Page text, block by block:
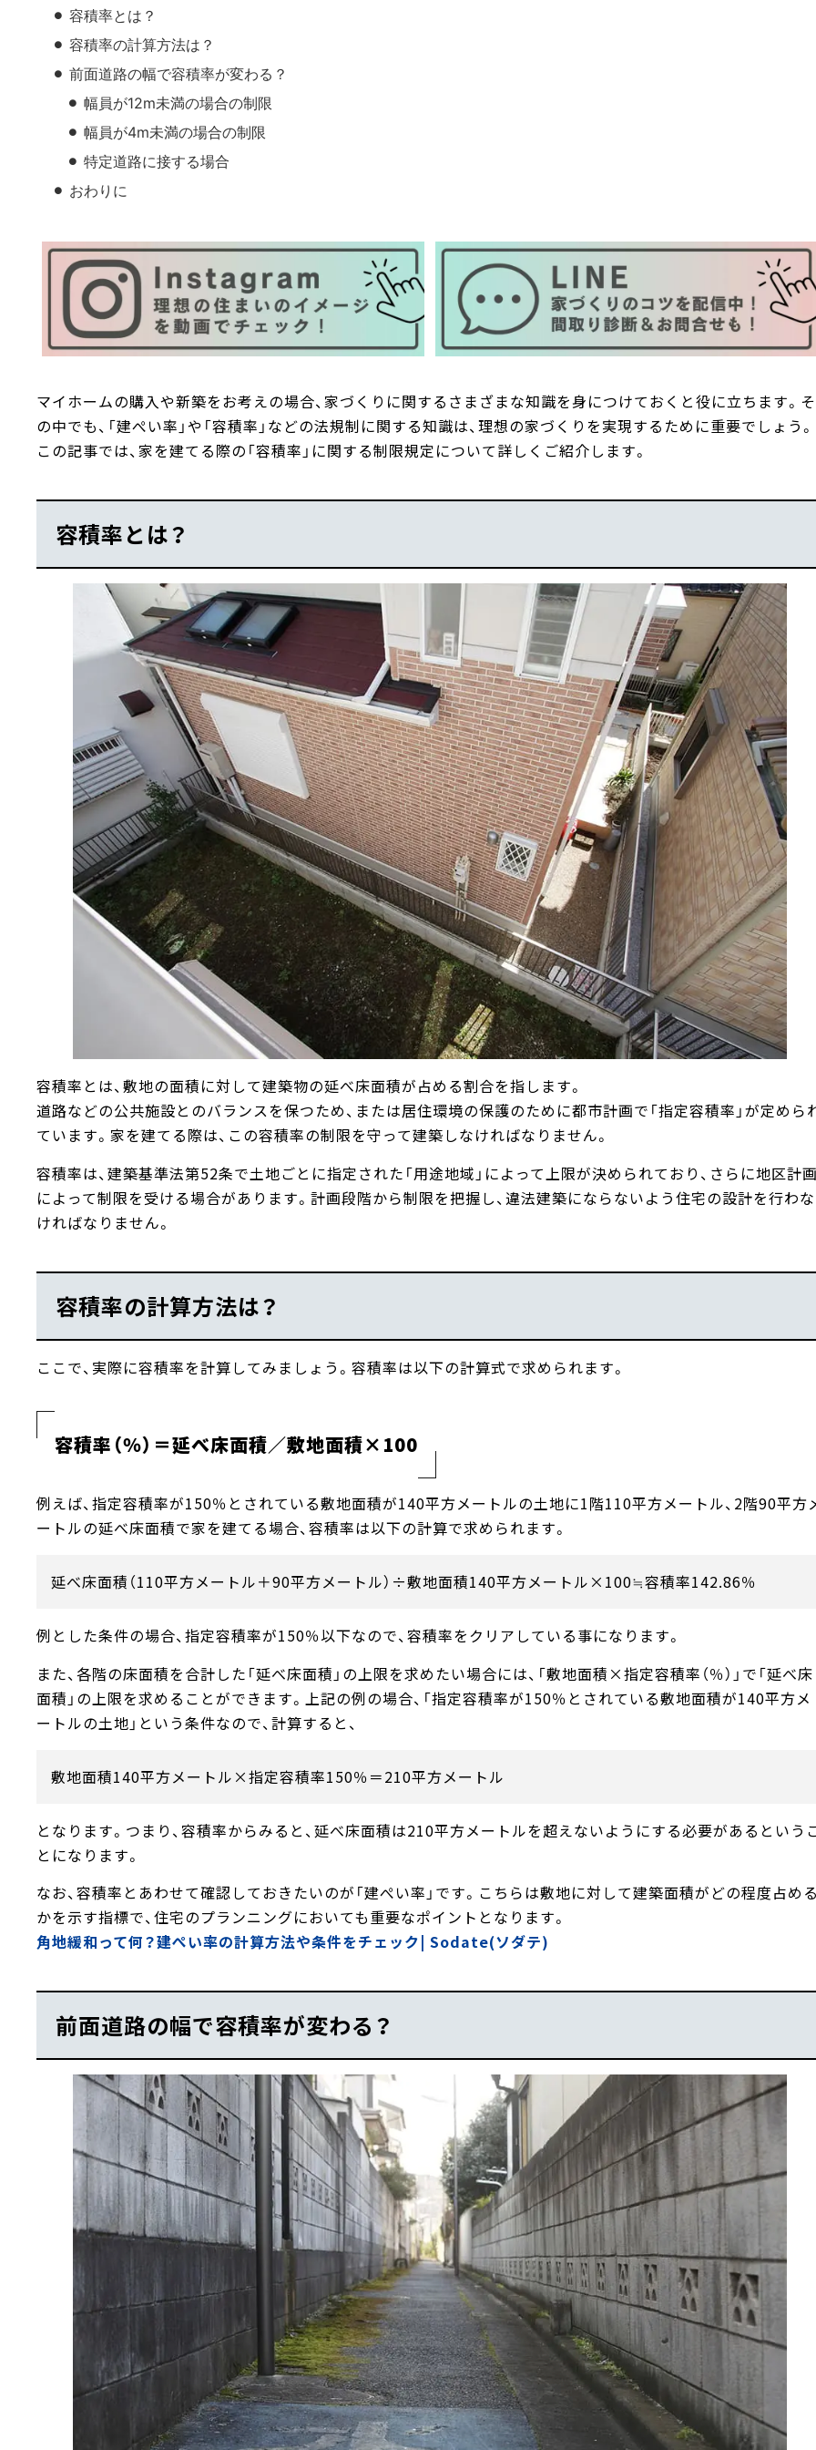
容積率とは？
容積率の計算方法は？
前面道路の幅で容積率が変わる？
幅員が12m未満の場合の制限
幅員が4m未満の場合の制限
特定道路に接する場合
おわりに
マイホームの購入や新築をお考えの場合、家づくりに関するさまざまな知識を身につけておくと役に立ちます。そ
の中でも、「建ぺい率」や「容積率」などの法規制に関する知識は、理想の家づくりを実現するために重要でしょう。
この記事では、家を建てる際の「容積率」に関する制限規定について詳しくご紹介します。
容積率とは？
容積率とは、敷地の面積に対して建築物の延べ床面積が占める割合を指します。
道路などの公共施設とのバランスを保つため、または居住環境の保護のために都市計画で「指定容積率」が定めら
ています。家を建てる際は、この容積率の制限を守って建築しなければなりません。
容積率は、建築基準法第52条で土地ごとに指定された「用途地域」によって上限が決められており、さらに地区計
によって制限を受ける場合があります。計画段階から制限を把握し、違法建築にならないよう住宅の設計を行わな
ければなりません。
容積率の計算方法は？
ここで、実際に容積率を計算してみましょう。容積率は以下の計算式で求められます。
容積率（％）＝延べ床面積／敷地面積×100
例えば、指定容積率が150％とされている敷地面積が140平方メートルの土地に1階110平方メートル、2階90平方
ートルの延べ床面積で家を建てる場合、容積率は以下の計算で求められます。
延べ床面積（110平方メートル＋90平方メートル）÷敷地面積140平方メートル×100≒容積率142.86％
例とした条件の場合、指定容積率が150％以下なので、容積率をクリアしている事になります。
また、各階の床面積を合計した「延べ床面積」の上限を求めたい場合には、「敷地面積×指定容積率（％）」で「延べ床
面積」の上限を求めることができます。上記の例の場合、「指定容積率が150％とされている敷地面積が140平方メ
ートルの土地」という条件なので、計算すると、
敷地面積140平方メートル×指定容積率150％＝210平方メートル
となります。つまり、容積率からみると、延べ床面積は210平方メートルを超えないようにする必要があるという
とになります。
なお、容積率とあわせて確認しておきたいのが「建ぺい率」です。こちらは敷地に対して建築面積がどの程度占め
かを示す指標で、住宅のプランニングにおいても重要なポイントとなります。
角地緩和って何？建ぺい率の計算方法や条件をチェック| Sodate(ソダテ)
前面道路の幅で容積率が変わる？